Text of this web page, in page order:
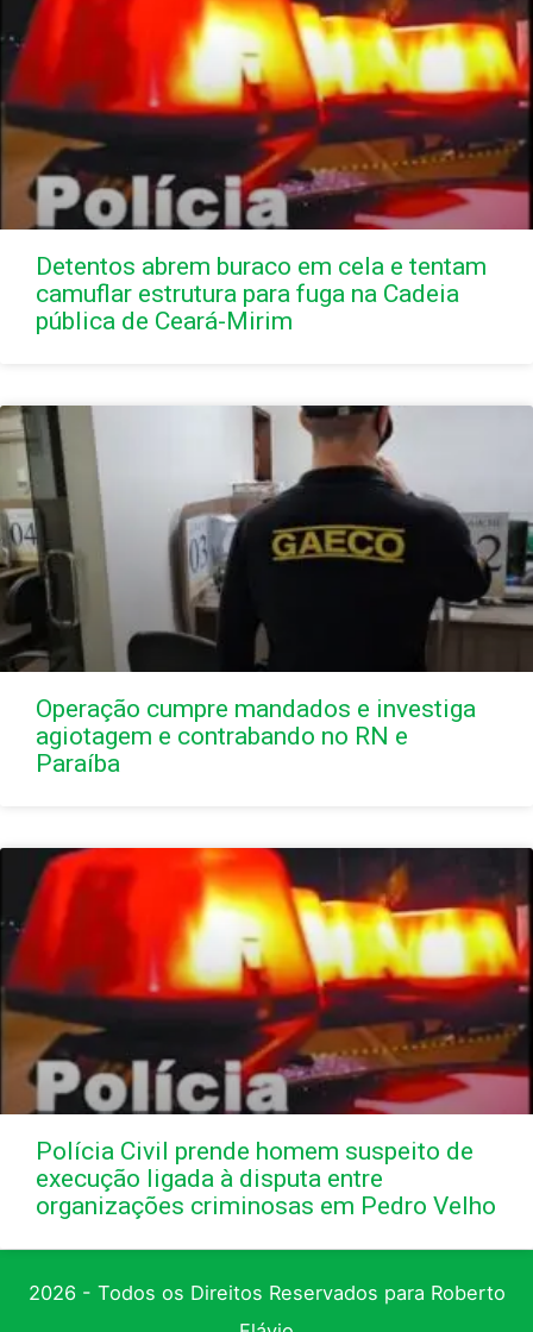
Detentos abrem buraco em cela e tentam
camuflar estrutura para fuga na Cadeia
pública de Ceará-Mirim
Operação cumpre mandados e investiga
agiotagem e contrabando no RN e
Paraíba
Polícia Civil prende homem suspeito de
execução ligada à disputa entre
organizações criminosas em Pedro Velho
2026 - Todos os Direitos Reservados para Roberto